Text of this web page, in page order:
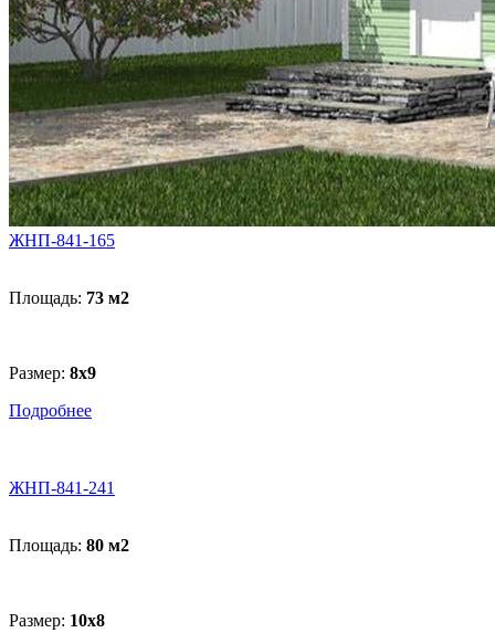
ЖНП-841-165
Площадь: 73 м2
Размер: 8х9
Подробнее
ЖНП-841-241
Площадь: 80 м2
Размер: 10х8